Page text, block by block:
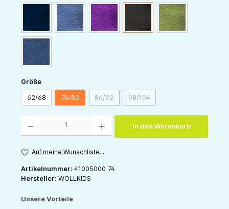
marine blau lila schoko apfel
jeans
Größeauswählen
62/68 74/80 86/92(Diese Option ist zurzeit nicht verfügbar.)
98/104(Diese Option ist zurzeit nicht
In den Warenkorb
Auf meine Wunschliste...
Artikelnummer: 41005000 74
Hersteller: WOLLKIDS
Unsere Vorteile